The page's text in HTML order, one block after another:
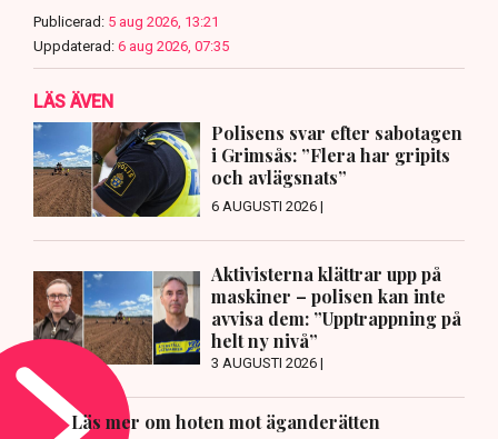
Publicerad: 5 aug 2026, 13:21
Uppdaterad: 6 aug 2026, 07:35
LÄS ÄVEN
Polisens svar efter sabotagen
i Grimsås: ”Flera har gripits
och avlägsnats”
6 AUGUSTI 2026 |
Aktivisterna klättrar upp på
maskiner – polisen kan inte
avvisa dem: ”Upptrappning på
helt ny nivå”
3 AUGUSTI 2026 |
Läs mer om hoten mot äganderätten